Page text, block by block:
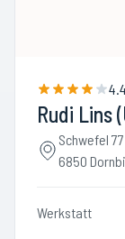
4.4
Rudi Lins
Schwefel 77
6850
Werkstatt